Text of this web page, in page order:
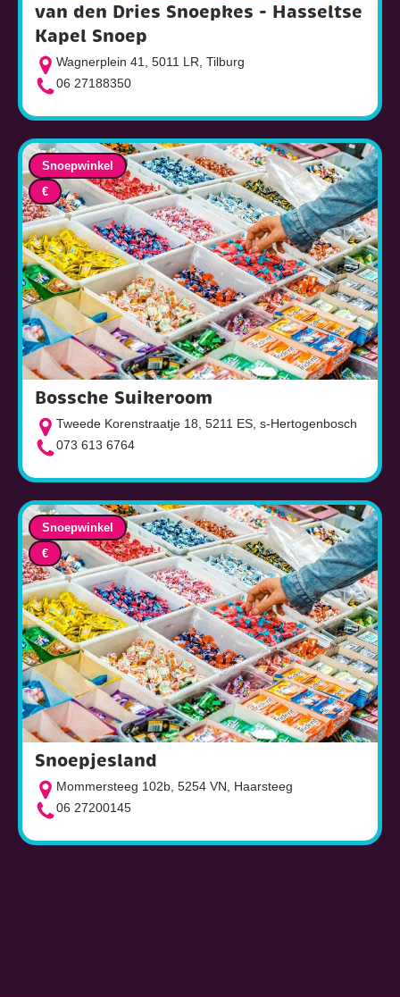
van den Dries Snoepkes - Hasseltse
Kapel Snoep
Wagnerplein 41, 5011 LR, Tilburg
06 27188350
Bossche Suikeroom
Tweede Korenstraatje 18, 5211 ES, s-Hertogenbosch
073 613 6764
Snoepwinkel
€
Snoepjesland
Mommersteeg 102b, 5254 VN, Haarsteeg
06 27200145
Snoepwinkel
€